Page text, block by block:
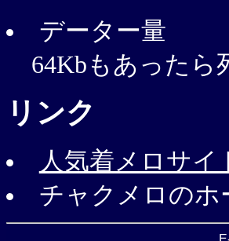
データー量
64Kbもあったら
リンク
人気着メロサイ
チャクメロのホ